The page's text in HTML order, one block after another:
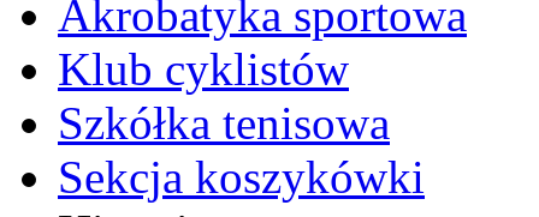
Akrobatyka sportowa
Klub cyklistów
Szkółka tenisowa
Sekcja koszykówki